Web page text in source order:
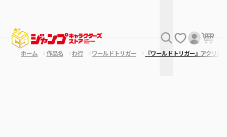
ホーム 作品名 わ行 ワールドトリガー 『ワールドトリガー』アク